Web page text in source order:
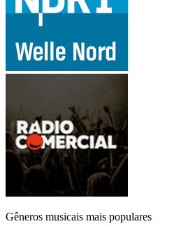
Gêneros musicais mais populares